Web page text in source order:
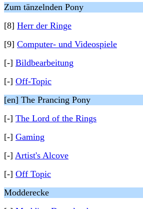
Zum tänzelnden Pony
[8] Herr der Ringe
[9] Computer- und Videospiele
[-] Bildbearbeitung
[-] Off-Topic
[en] The Prancing Pony
[-] The Lord of the Rings
[-] Gaming
[-] Artist's Alcove
[-] Off Topic
Modderecke